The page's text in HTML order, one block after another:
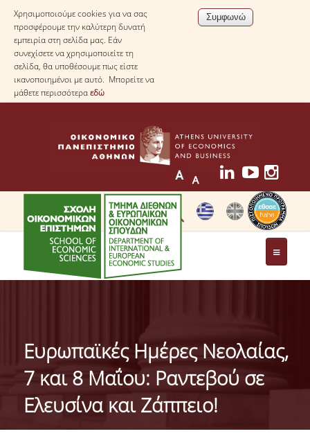
Χρησιμοποιούμε cookies για να σας
προσφέρουμε την καλύτερη δυνατή
εμπειρία στη σελίδα μας. Εάν
συνεχίσετε να χρησιμοποιείτε τη
σελίδα, θα υποθέσουμε πως είστε
ικανοποιημένοι με αυτό. Μπορείτε να
μάθετε περισσότεραεδώ
ΤΟ ΤΜΗΜΑ
ΓΕΝΙΚΕΣ ΠΛΗΡΟΦΟΡΙΕΣ
ΔΙΟΙΚΗΣΗ ΤΟΥ ΤΜΗΜΑΤΟΣ
ΓΡΑΜΜΑΤΕΙΑ ΠΡΟΠΤΥΧΙΑΚΩΝ ΣΠΟΥΔΩΝ
Ευρωπαϊκές Ημέρες Νεολαίας,
7 και 8 Μαΐου: Ραντεβού σε
Ελευσίνα και Ζάππειο!